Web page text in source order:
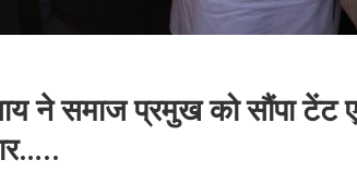
ने समाज प्रमुख को सौंपा टेंट